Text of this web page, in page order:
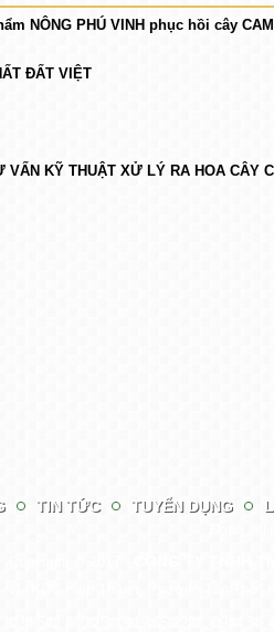
NÔNG PHÚ VINH phục hồi cây
ĐẤT VIỆT
VẤN KỸ THUẬT XỬ LÝ RA HOA CÂY
TIN TỨC TUYỂN DỤNG